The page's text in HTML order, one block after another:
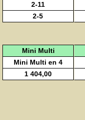
2-11
2-5
Mini Multi
Mini Multi en 4
1 404,00